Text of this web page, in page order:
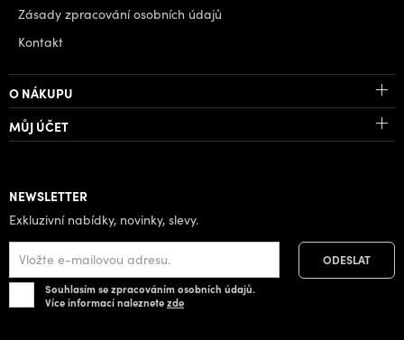
Zásady zpracování osobních údajů
Kontakt
O NÁKUPU
MŮJ ÚČET
NEWSLETTER
Exkluzivní nabídky, novinky, slevy.
Souhlasím se zpracováním osobních údajů.
Více informací naleznetezde